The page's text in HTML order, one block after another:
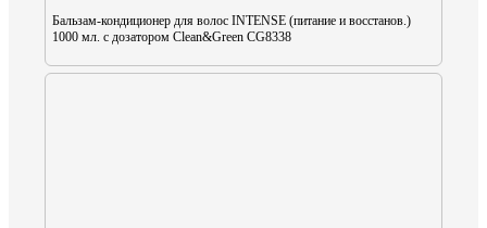
Бальзам-кондиционер для волос INTENSE (питание и восстанов.)
1000 мл. с дозатором Clean&Green CG8338